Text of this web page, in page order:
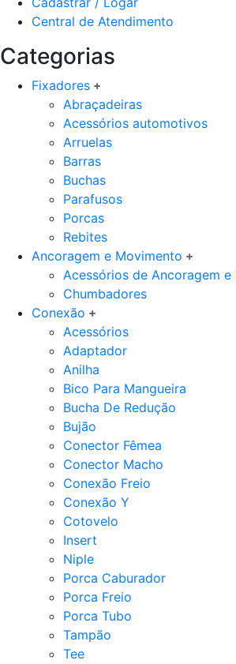
Central de Atendimento
Categorias
Fixadores
Abraçadeiras
Acessórios automotivos
Arruelas
Barras
Buchas
Parafusos
Porcas
Rebites
Ancoragem e Movimento
Acessórios de Ancoragem e
Chumbadores
Conexão
Acessórios
Adaptador
Anilha
Bico Para Mangueira
Bucha De Redução
Bujão
Conector Fêmea
Conector Macho
Conexão Freio
Conexão Y
Cotovelo
Insert
Niple
Porca Caburador
Porca Freio
Porca Tubo
Tampão
Tee